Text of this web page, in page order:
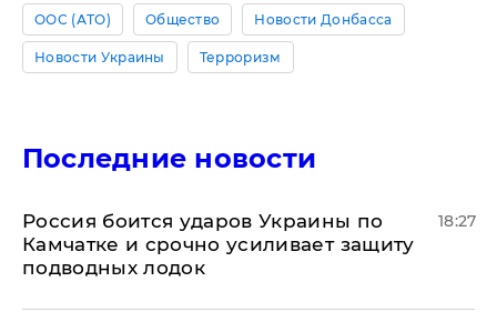
ООС (АТО) Общество Новости Донбасса
Новости Украины Терроризм
Последние новости
Россия боится ударов Украины по
Камчатке и срочно усиливает защиту
подводных лодок
18:27